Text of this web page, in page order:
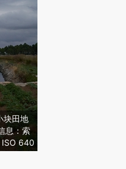
块田地
息：索
ISO 640